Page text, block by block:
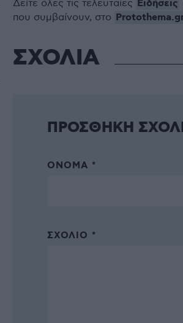
Δείτε όλες τις τελευταίες Ειδήσεις
που συμβαίνουν, στο
ΣΧΟΛΙΑ
ΠΡΟΣΘΗΚΗ
ΌΝΟΜΑ *
ΣΧΌΛΙΟ *